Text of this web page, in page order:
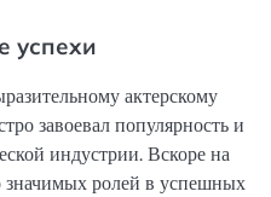
успехи
актерскому
завоевал популярность и
индустрии. Вскоре на
значимых ролей в успешных